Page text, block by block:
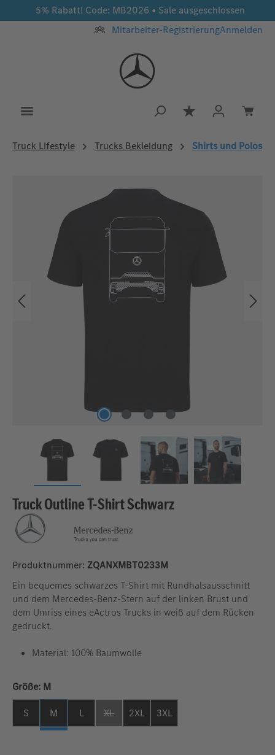
Zum Hauptinhalt springen
5% Rabatt! Code: MB2026 • Sale ausgeschlossen
Mitarbeiter-RegistrierungAnmelden
Du hast 0
Truck Lifestyle Trucks Bekleidung Shirts und Polos
Truck Outline T-Shirt Schwarz
Produktnummer: ZQANXMBT0233M
Ein bequemes schwarzes T-Shirt mit Rundhalsausschnitt
und dem Mercedes-Benz-Stern auf der linken Brust und
dem Umriss eines eActros Trucks in weiß auf dem Rücken
gedruckt.
Material: 100% Baumwolle
Größe:auswählen
M
S M L XL 2XL 3XL